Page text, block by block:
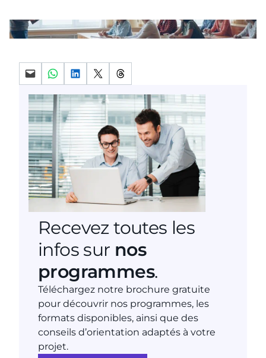
Partager par mail Partager sur WhatsApp
Partager sur LinkedIn
Partager sur X Partager sur Threads
Recevez toutes les
infos sur nos
programmes.
Téléchargez notre brochure gratuite
pour découvrir nos programmes, les
formats disponibles, ainsi que des
conseils d’orientation adaptés à votre
projet.